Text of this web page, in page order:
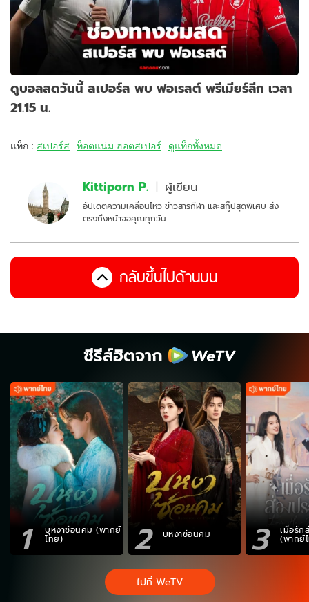
ดูบอลสดวันนี้ สเปอร์ส พบ ฟอเรสต์ พรีเมียร์ลีก เวลา
21.15 น.
แท็ก : สเปอร์ส ท็อตแน่ม ฮอตสเปอร์ ดูแท็กทั้งหมด
Kittiporn P. ผู้เขียน
อัปเดตความเคลื่อนไหว ข่าวสารกีฬา และสกู๊ปสุดพิเศษ ส่ง
ตรงถึงหน้าจอคุณทุกวัน
กลับขึ้นไปด้านบน
ซีรีส์ฮิตจาก
1 บุหงาซ่อนคม (พากย์
ไทย) 2 บุหงาซ่อนคม 3 เมื่อรัก
(พากย์
ไปที่ WeTV